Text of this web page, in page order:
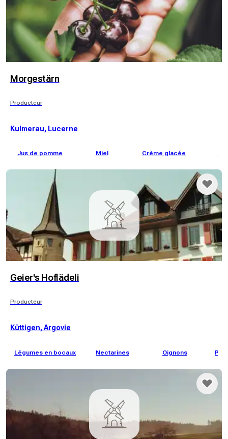
Morgestärn
Producteur
Kulmerau, Lucerne
Jus de pomme Miel Crème glacée
Geier's Hoflädeli
Producteur
Küttigen, Argovie
Légumes en bocaux Nectarines Oignons